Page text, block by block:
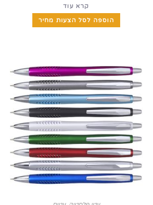
קרא עוד
הוספה לסל הצעות מחיר